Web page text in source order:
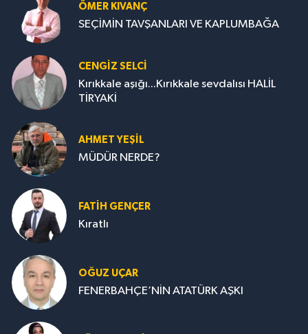
ÖMER KIVANÇ
SEÇİMİN TAVŞANLARI VE KAPLUMBAĞA
CENGİZ SELCİ
Kırıkkale aşığı...Kırıkkale sevdalısı HALİL
TİRYAKİ
AHMET YEŞİL
MÜDÜR NERDE?
FATIH GENÇER
Kıratlı
OĞUZ UÇAR
FENERBAHÇE’NİN ATATÜRK AŞKI